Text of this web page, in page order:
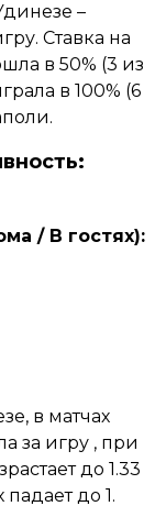
–
Ставка на
в 50% (3 из
в 100% (6
/ В гостях):
в матчах
за игру , при
до 1.33
до 1.